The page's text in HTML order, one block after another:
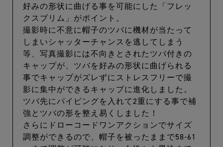
好みの形状に曲げる事を可能にした「フレッ
クスブリム」がポイント。
撮影時に不意に帽子のツバに機材が当たって
しまいシャッターチャンスを逃してしまう
等、写真撮影には不向きとされたツバ付きの
キャップが、ツバを好みの形状に曲げられる
事でキャップがズレずにストレスフリーで撮
影に集中ができるキャップに進化しました。
ツバ先にパイピングを入れて2重にする事で補
強とツバの形を整え易くしました！
さらにドローコードワンアクションでサイズ
調整ができるので、帽子を被ったままで58-61